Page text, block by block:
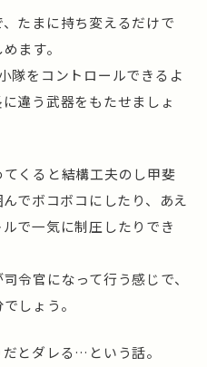
たまに持ち変えるだけで
ます。
隊をコントロールできるよ
違う武器をもたせましょ
くると結構工夫のし甲斐
でボコボコにしたり、あえ
で一気に制圧したりでき
令官になって行う感じで、
しょう。
とダレる…という話。